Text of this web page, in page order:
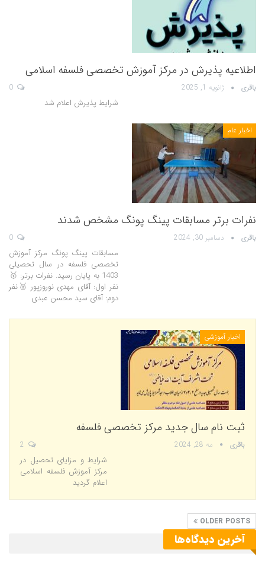
اطلاعیه پذیرش در مرکز آموزش تخصصی فلسفه اسلامی
باقری ژانویه 1, 2025
شرایط پذیرش اعلام شد
اخبار عام
نفرات برتر مسابقات پینگ پونگ مشخص شدند
باقری دسامبر 30, 2024
مسابقات پینگ پونگ مرکز آموزش
تخصصی فلسفه در سال تحصیلی
1403 به پایان رسید. نفرات برتر: 🥇
نفر اول: آقای مهدی نوروزپور 🥈نفر
دوم: آقای سید محسن عبدی
اخبار آموزشی
ثبت نام سال جدید مرکز تخصصی فلسفه
باقری مه 28, 2024
شرایط و مزایای تحصیل در
مرکز آموزش فلسفه اسلامی
اعلام گردید
OLDER POSTS
آخرین دیدگاه‌ها